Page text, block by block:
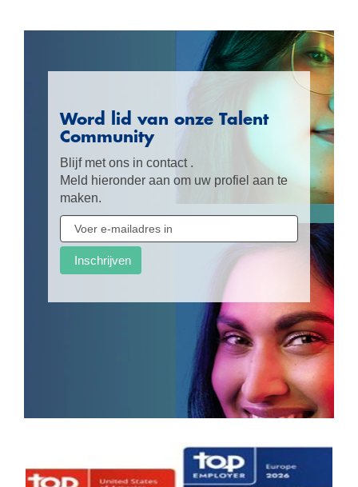
Word lid van onze Talent
Community
Blijf met ons in contact .
Meld hieronder aan om uw profiel aan te
maken.